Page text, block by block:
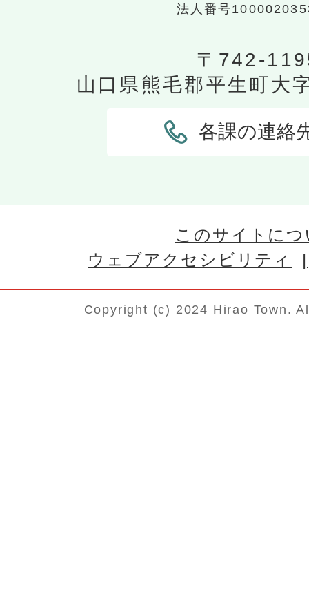
法人番号
〒742-
山口県熊毛郡平生町大
各課の連絡
このサイトに
ウェブアクセシビリティ
Copyright (c) 2024 Hirao Town.